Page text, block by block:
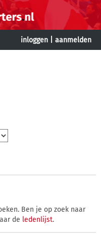
inloggen aanmelden
Ben je op zoek naar
de ledenlijst.